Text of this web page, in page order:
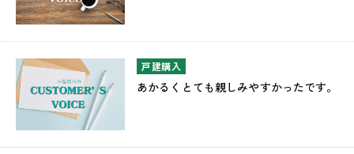
戸建購入
あかるくとても親しみやすかったです。